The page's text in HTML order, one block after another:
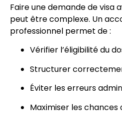
Faire une demande de visa
peut être complexe. Un
professionnel permet de :
Vérifier l’éligibilité du
Structurer
Éviter les erreurs
Maximiser les